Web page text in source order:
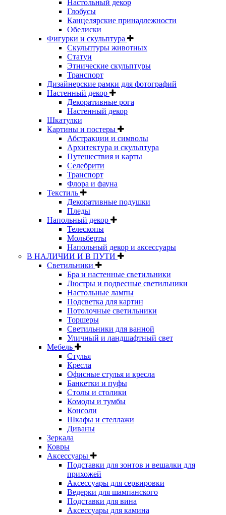
Настольный декор
Глобусы
Канцелярские принадлежности
Обелиски
Фигурки и скульптура
Скульптуры животных
Статуи
Этнические скульптуры
Транспорт
Дизайнерские рамки для фотографий
Настенный декор
Декоративные рога
Настенный декор
Шкатулки
Картины и постеры
Абстракции и символы
Архитектура и скульптура
Путешествия и карты
Селебрити
Транспорт
Флора и фауна
Текстиль
Декоративные подушки
Пледы
Напольный декор
Телескопы
Мольберты
Напольный декор и аксессуары
В НАЛИЧИИ И В ПУТИ
Светильники
Бра и настенные светильники
Люстры и подвесные светильники
Настольные лампы
Подсветка для картин
Потолочные светильники
Торшеры
Светильники для ванной
Уличный и ландшафтный свет
Мебель
Стулья
Кресла
Офисные стулья и кресла
Банкетки и пуфы
Столы и столики
Комоды и тумбы
Консоли
Шкафы и стеллажи
Диваны
Зеркала
Ковры
Аксессуары
Подставки для зонтов и вешалки для
прихожей
Аксессуары для сервировки
Ведерки для шампанского
Подставки для вина
Аксессуары для камина